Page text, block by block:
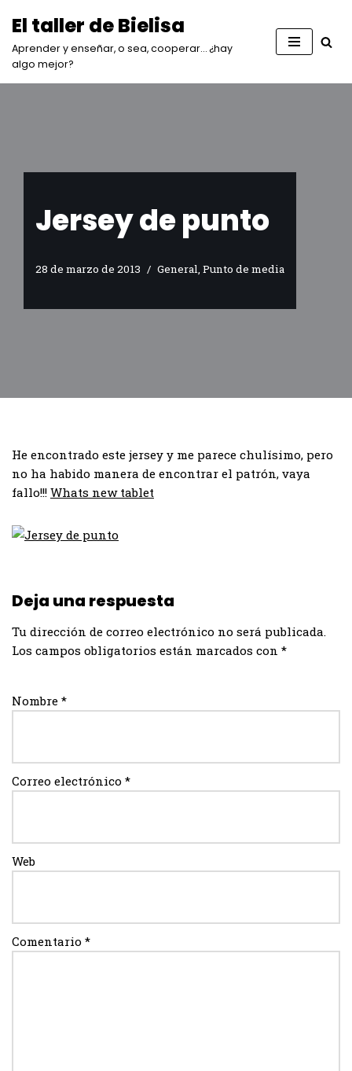
Saltar
al
contenido
El taller de Bielisa
Aprender y enseñar, o sea, cooperar… ¿hay
algo mejor?
Jersey de punto
28 de marzo de 2013 General, Punto de media
He encontrado este jersey y me parece chulísimo, pero
no ha habido manera de encontrar el patrón, vaya
fallo!!! Whats new tablet
Deja una respuesta
Tu dirección de correo electrónico no será publicada.
Los campos obligatorios están marcados con *
Nombre *
Correo electrónico *
Web
Comentario *